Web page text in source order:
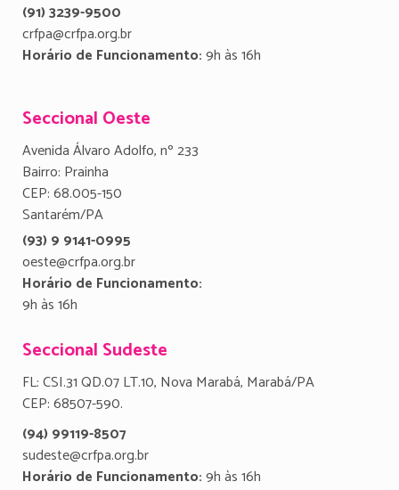
(91) 3239-9500
crfpa@crfpa.org.br
Horário de Funcionamento:9h às 16h
Seccional Oeste
Avenida Álvaro Adolfo, nº 233
Bairro: Prainha
CEP: 68.005-150
Santarém/PA
(93) 9 9141-0995
oeste@crfpa.org.br
Horário de Funcionamento:
9h às 16h
Seccional Sudeste
FL: CSI.31 QD.07 LT.10, Nova Marabá, Marabá/PA
CEP: 68507-590.
(94) 99119-8507
sudeste@crfpa.org.br
Horário de Funcionamento:9h às 16h